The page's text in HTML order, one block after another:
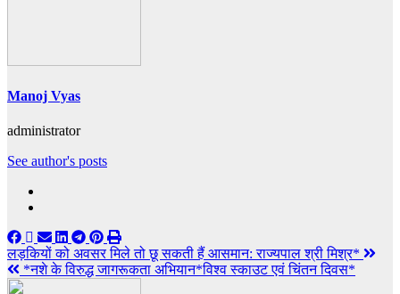
Manoj Vyas
administrator
See author's posts
Post
navigation
लड़कियों को अवसर मिले तो छू सकती हैं आसमान: राज्यपाल श्री मिश्र*
*नशे के विरुद्ध जागरूकता अभियान*विश्व स्काउट एवं चिंतन दिवस*